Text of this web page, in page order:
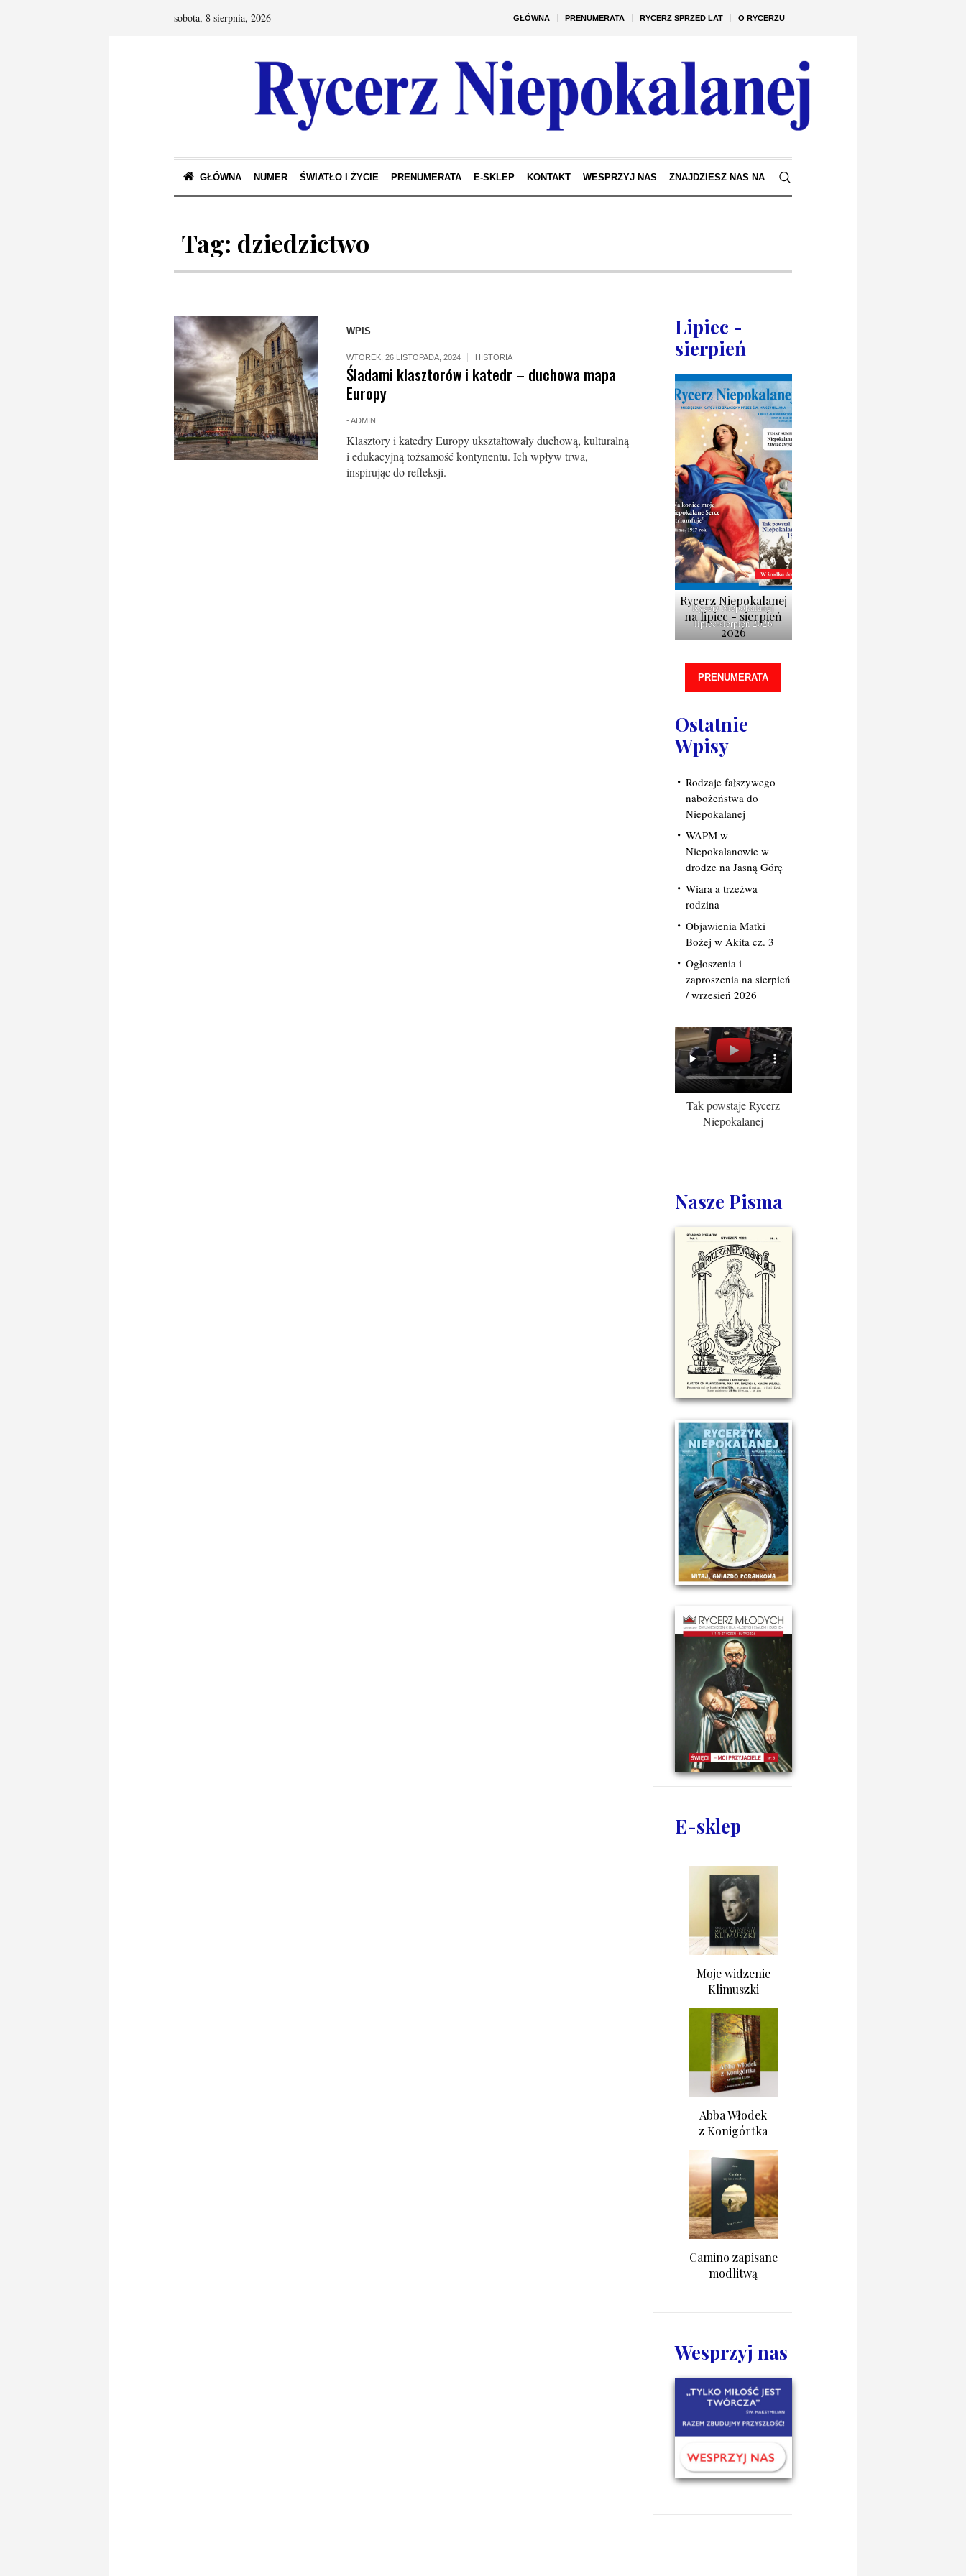
GŁÓWNA PRENUMERATA RYCERZ SPRZED LAT O RYCERZU
sobota, 8 sierpnia, 2026
GŁÓWNA NUMER ŚWIATŁO I ŻYCIE PRENUMERATA E-SKLEP KONTAKT WESPRZYJ NAS ZNAJDZIESZ NAS NA
Tag: dziedzictwo
WPIS
WTOREK, 26 LISTOPADA, 2024 HISTORIA
Śladami klasztorów i katedr – duchowa mapa
Europy
- ADMIN
Klasztory i katedry Europy ukształtowały duchową, kulturalną
i edukacyjną tożsamość kontynentu. Ich wpływ trwa,
inspirując do refleksji.
Lipiec -
sierpień
Rycerz Niepokalanej
lipiec-sierpień 2026
Rycerz Niepokalanej
na lipiec - sierpień
2026
PRENUMERATA
Ostatnie
Wpisy
Rodzaje fałszywego
nabożeństwa do
Niepokalanej
WAPM w
Niepokalanowie w
drodze na Jasną Górę
Wiara a trzeźwa
rodzina
Objawienia Matki
Bożej w Akita cz. 3
Ogłoszenia i
zaproszenia na sierpień
/ wrzesień 2026
Tak powstaje Rycerz
Niepokalanej
Nasze Pisma
E-sklep
Moje widzenie
Klimuszki
Abba Włodek
z Konigórtka
Camino zapisane
modlitwą
Wesprzyj nas